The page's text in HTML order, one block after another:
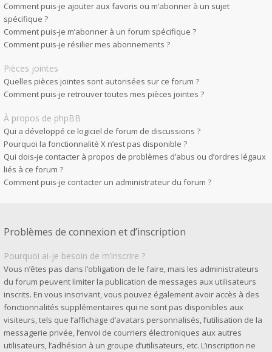
Comment puis-je ajouter aux favoris ou m’abonner à un sujet
spécifique ?
Comment puis-je m’abonner à un forum spécifique ?
Comment puis-je résilier mes abonnements ?
Pièces jointes
Quelles pièces jointes sont autorisées sur ce forum ?
Comment puis-je retrouver toutes mes pièces jointes ?
À propos de phpBB
Qui a développé ce logiciel de forum de discussions ?
Pourquoi la fonctionnalité X n’est pas disponible ?
Qui dois-je contacter à propos de problèmes d’abus ou d’ordres légaux
liés à ce forum ?
Comment puis-je contacter un administrateur du forum ?
Problèmes de connexion et d’inscription
Pourquoi ai-je besoin de m’inscrire ?
Vous n’êtes pas dans l’obligation de le faire, mais les administrateurs
du forum peuvent limiter la publication de messages aux utilisateurs
inscrits. En vous inscrivant, vous pouvez également avoir accès à des
fonctionnalités supplémentaires qui ne sont pas disponibles aux
visiteurs, tels que l’affichage d’avatars personnalisés, l’utilisation de la
messagerie privée, l’envoi de courriers électroniques aux autres
utilisateurs, l’adhésion à un groupe d’utilisateurs, etc. L’inscription ne